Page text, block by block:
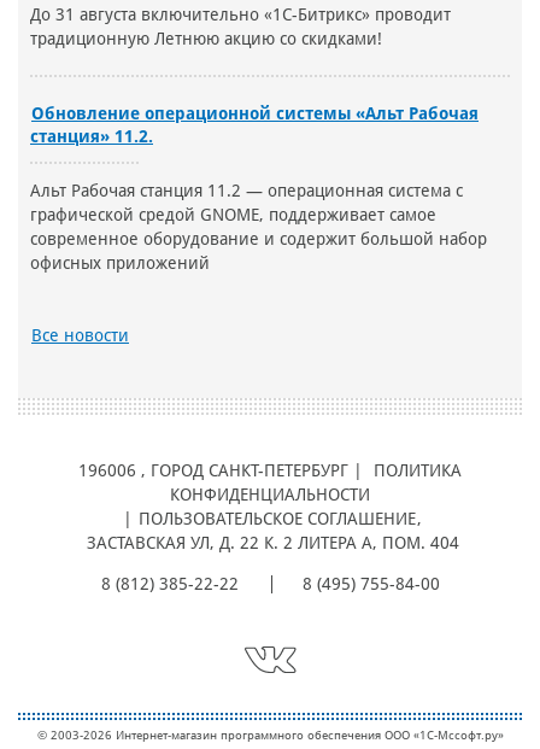
До 31 августа включительно «1С-Битрикс» проводит
традиционную Летнюю акцию со скидками!
Обновление операционной системы «Альт Рабочая
станция» 11.2.
Альт Рабочая станция 11.2 — операционная система с
графической средой GNOME, поддерживает самое
современное оборудование и содержит большой набор
офисных приложений
Все новости
196006 , ГОРОД САНКТ-ПЕТЕРБУРГ |
ПОЛИТИКА
КОНФИДЕНЦИАЛЬНОСТИ
| ПОЛЬЗОВАТЕЛЬСКОЕ СОГЛАШЕНИЕ,
ЗАСТАВСКАЯ УЛ, Д. 22 К. 2 ЛИТЕРА А, ПОМ. 404
8 (812) 385-22-22 8 (495) 755-84-00
© 2003-2026 Интернет-магазин программного обеспечения ООО «1С-Мcсофт.ру»